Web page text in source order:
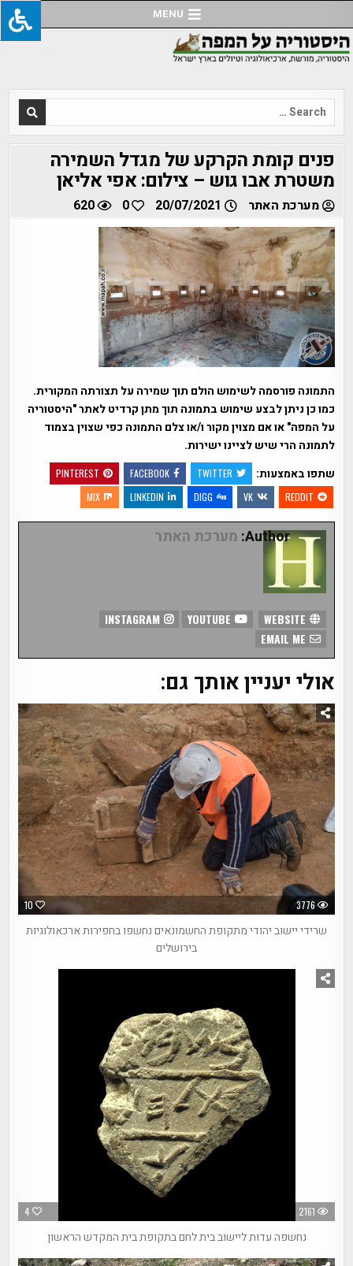
to
content
MENU
Search
for:
פנים קומת הקרקע של מגדל השמירה
משטרת אבו גוש – צילום: אפי אליאן
מערכת האתר 0
620
התמונה פורסמה לשימוש הולם תוך שמירה על תצורתה המקורית.
כמו כן ניתן לבצע שימוש בתמונה תוך מתן קרדיט לאתר "היסטוריה
על המפה" או אם מצוין מקור ו/או צלם התמונה כפי שצוין בצמוד
לתמונה הרי שיש לציינו ישירות.
שתפו באמצעות:
TWITTER
FACEBOOK
PINTEREST
REDDIT
VK
DIGG
LINKEDIN
MIX
Author: מערכת האתר
INSTAGRAM
אולי יעניין אותך גם:
10 3776
שרידי יישוב יהודי מתקופת החשמונאים נחשפו בחפירות ארכאולוגיות
בירושלים
4 2161
נחשפה עדות ליישוב בית לחם בתקופת בית המקדש הראשון